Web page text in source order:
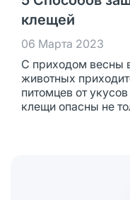
клещей
06 Марта 2023
С приходом весны
животных
питомцев от
клещи опасны не